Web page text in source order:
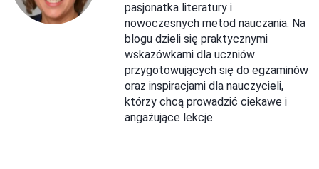
pasjonatka literatury i
nowoczesnych metod nauczania. Na
blogu dzieli się praktycznymi
wskazówkami dla uczniów
przygotowujących się do egzaminów
oraz inspiracjami dla nauczycieli,
którzy chcą prowadzić ciekawe i
angażujące lekcje.